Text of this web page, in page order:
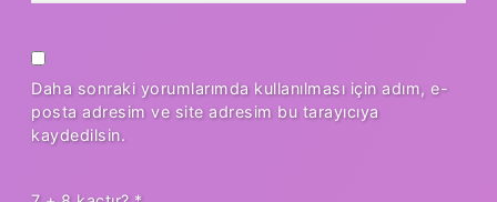
Daha sonraki yorumlarımda kullanılması için adım, e-
posta adresim ve site adresim bu tarayıcıya
kaydedilsin.